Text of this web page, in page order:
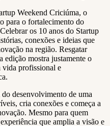
Weekend Criciúma, o
para o fortalecimento do
os 10 anos do Startup
conexões e ideias que
na região. Resgatar
edição mostra justamente o
vida profissional e
desenvolvimento de uma
cria conexões e começa a
Mesmo para quem
que amplia a visão e